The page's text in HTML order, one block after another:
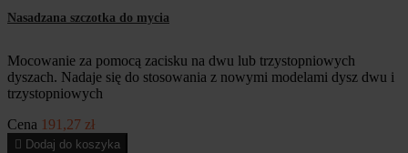
Nasadzana szczotka do mycia
Mocowanie za pomocą zacisku na dwu lub trzystopniowych
dyszach. Nadaje się do stosowania z nowymi modelami dysz dwu i
trzystopniowych
Cena 191,27 zł
 Dodaj do koszyka